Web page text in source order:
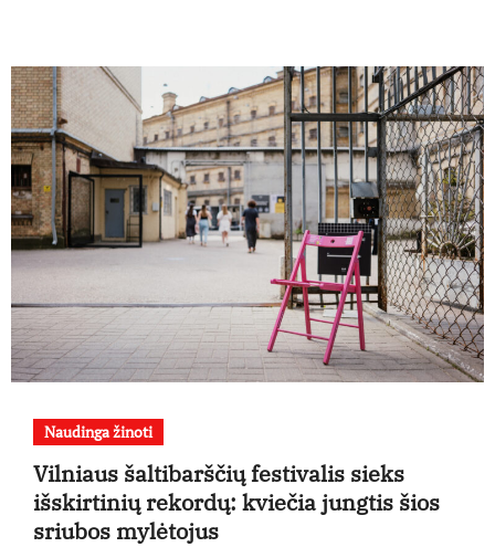
Naudinga žinoti
Vilniaus šaltibarščių festivalis sieks
išskirtinių rekordų: kviečia jungtis šios
sriubos mylėtojus